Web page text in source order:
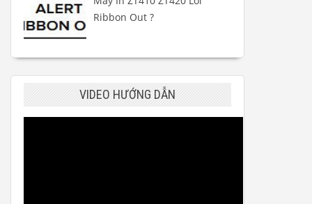
Ribbon Out ?
VIDEO HƯỚNG DẪN